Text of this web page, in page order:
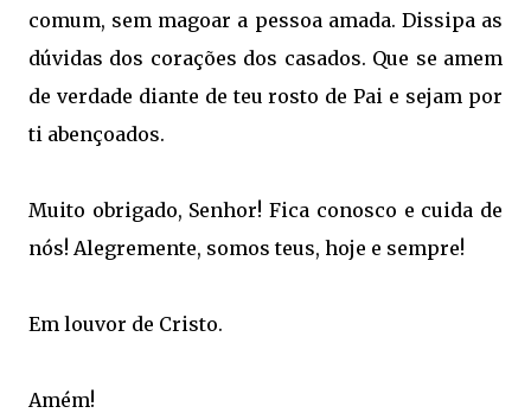
comum, sem magoar a pessoa amada. Dissipa as
dúvidas dos corações dos casados. Que se amem
de verdade diante de teu rosto de Pai e sejam por
ti abençoados.
Muito obrigado, Senhor! Fica conosco e cuida de
nós! Alegremente, somos teus, hoje e sempre!
Em louvor de Cristo.
Amém!